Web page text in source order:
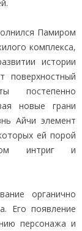
Памиром
комплекса,
истории
поверхностный
постепенно
новые грани
Айчи элемент
ей порой
интриг и
органично
Его появление
персонажа и